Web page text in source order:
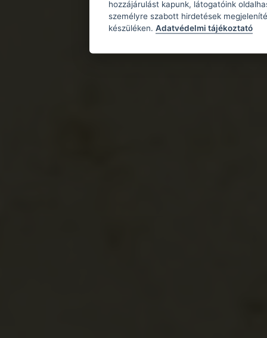
hozzájárulást kapunk, látogatóink
személyre szabott hirdetések
készüléken. Adatvédelmi tájékoztató